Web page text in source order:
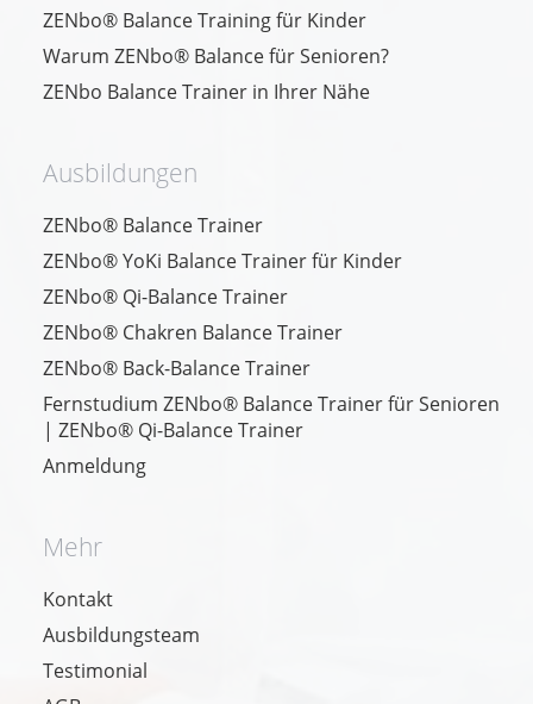
ZENbo® Balance Training für Kinder
Warum ZENbo® Balance für Senioren?
ZENbo Balance Trainer in Ihrer Nähe
Ausbildungen
ZENbo® Balance Trainer
ZENbo® YoKi Balance Trainer für Kinder
ZENbo® Qi-Balance Trainer
ZENbo® Chakren Balance Trainer
ZENbo® Back-Balance Trainer
Fernstudium ZENbo® Balance Trainer für Senioren
| ZENbo® Qi-Balance Trainer
Anmeldung
Mehr
Kontakt
Ausbildungsteam
Testimonial